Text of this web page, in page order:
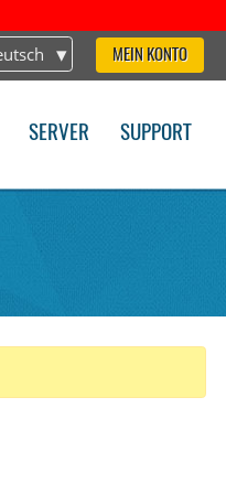
MEIN KONTO
SERVER SUPPORT